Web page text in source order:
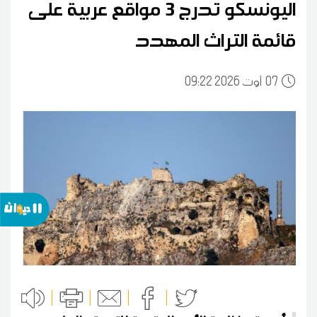
اليونسكو تدرج 3 مواقع عربية على
قائمة التراث المهدد
0709:22 2026 أوت